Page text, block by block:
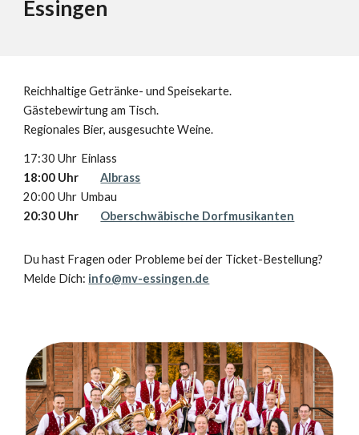
Essingen
Reichhaltige Getränke- und Speisekarte.
Gästebewirtung am Tisch.
Regionales Bier, ausgesuchte Weine.
17:30 Uhr Einlass
18:00 Uhr
Albrass
20:00 Uhr Umbau
20:30 Uhr
Oberschwäbische Dorfmusikanten
Du hast Fragen oder Probleme bei der Ticket-Bestellung?
Melde Dich: info@mv-essingen.de